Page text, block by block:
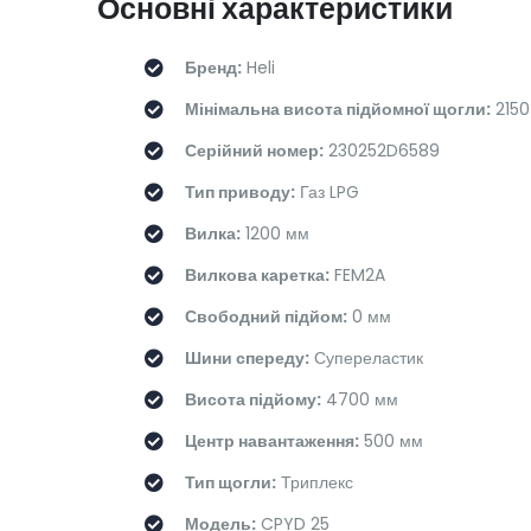
Основні характеристики
Бренд: Heli
Мінімальна висота підйомної щогли:
Серійний номер: 230252D6589
Тип приводу: Газ LPG
Вилка: 1200 мм
Вилкова каретка: FEM2A
Свободний підйом: 0 мм
Шини спереду: Супереластик
Висота підйому: 4700 мм
Центр навантаження: 500 мм
Тип щогли: Триплекс
Модель: CPYD 25